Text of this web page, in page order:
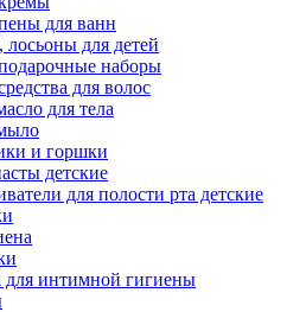
для ванн
для детей
наборы
для волос
для тела
и горшки
детские
для полости рта детские
для интимной гигиены